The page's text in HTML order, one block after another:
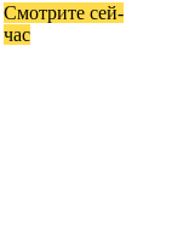
Смот­ри­те сей­
час